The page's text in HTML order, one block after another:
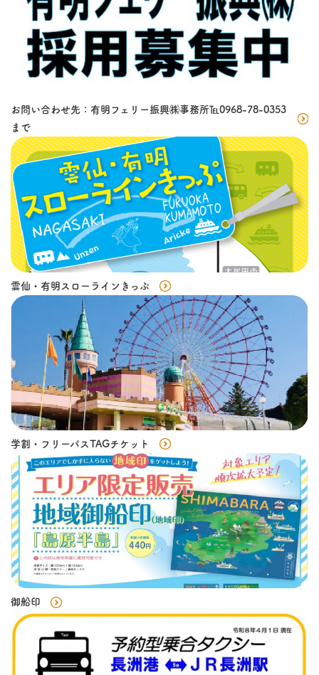
お問い合わせ先：有明フェリー振興㈱事務所℡0968-78-0353
まで
雲仙・有明スローラインきっぷ
学割・フリーパスTAGチケット
御船印